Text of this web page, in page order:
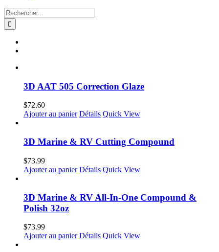
Recherche
sur
le
3D AAT 505 Correction Glaze
$72.60
Ajouter au panier Détails Quick View
3D Marine & RV Cutting Compound
$73.99
Ajouter au panier Détails Quick View
3D Marine & RV All-In-One Compound &
Polish 32oz
$73.99
Ajouter au panier Détails Quick View